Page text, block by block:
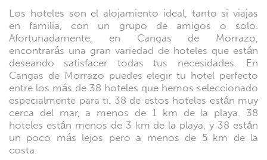
Los hoteles son el alojamiento ideal, tanto si viajas
en familia, con un grupo de amigos o solo.
Afortunadamente, en Cangas de Morrazo,
encontrarás una gran variedad de hoteles que están
deseando satisfacer todas tus necesidades. En
Cangas de Morrazo puedes elegir tu hotel perfecto
entre los más de 38 hoteles que hemos seleccionado
especialmente para ti. 38 de estos hoteles están muy
cerca del mar, a menos de 1 km de la playa. 38
hoteles están menos de 3 km de la playa, y 38 están
un poco más lejos pero a menos de 5 km de la
costa.